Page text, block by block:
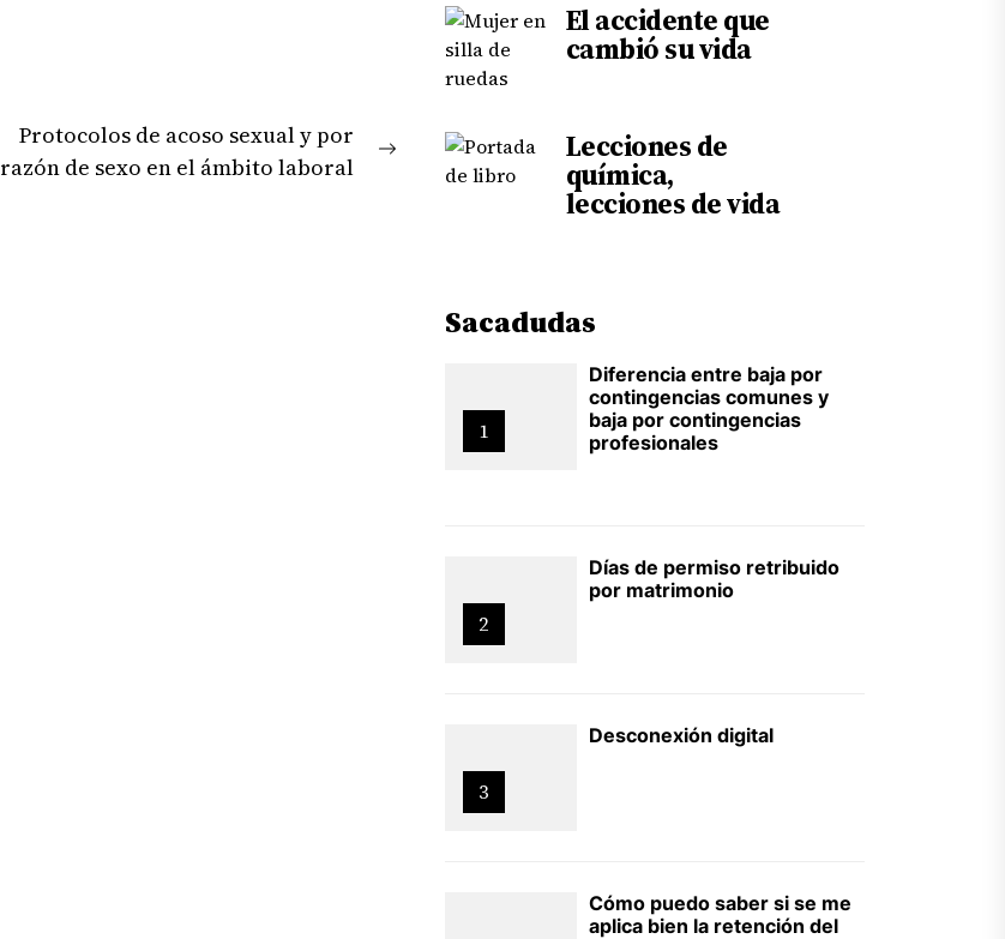
Protocolos de acoso sexual y por
razón de sexo en el ámbito laboral
El accidente que
cambió su vida
Lecciones de
química,
lecciones de vida
Sacadudas
1
Diferencia entre baja por
contingencias comunes y
baja por contingencias
profesionales
2
Días de permiso retribuido
por matrimonio
3
Desconexión digital
Cómo puedo saber si se me
aplica bien la retención del